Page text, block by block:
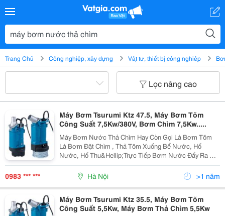
Trang Chủ Công nghiệp, xây dựng Vật tư, thiết bị công nghiệp
Lọc nâng cao
Máy Bơm Tsurumi Ktz 47.5, Máy Bơm Tõm
Công Suất 7,5Kw/380V, Bơm Chìm 7,5Kw.....
Máy Bơm Nước Thả Chìm Hay Còn Gọi Là Bơm Tõm
Là Bơm Đặt Chìm , Thả Tõm Xuống Bể Nước, Hố
Nước, Hố Thu&Hellip;Trực Tiếp Bơm Nước Đẩy Ra Vị
Trí Cần Thoát Nước, Trước Đây Khi Khoa Học Chưa
Phát Triển Dòng Bơm Nước Thải Được Ban Đầu Ra Đời
Được Thiết Kế
0983 *** *** Hà Nội >1 năm
Máy Bơm Tsurumi Ktz 35.5, Máy Bơm Tõm
Công Suất 5,5Kw, Máy Bơm Thả Chìm 5,5Kw